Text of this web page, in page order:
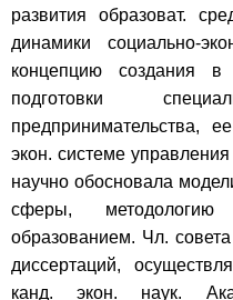
развития образоват.
динамики социально-
концепцию создания в
подготовки
предпринимательства,
экон. системе
научно обосновала
сферы,
образованием. Чл. совета
диссертаций,
канд. экон. наук.